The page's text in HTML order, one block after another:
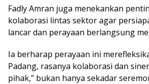
Fadly Amran juga menekankan
kolaborasi lintas sektor agar
lancar dan perayaan berlangsung
Ia berharap perayaan ini
Padang, rasanya kolaborasi dan
pihak,” bukan hanya sekadar